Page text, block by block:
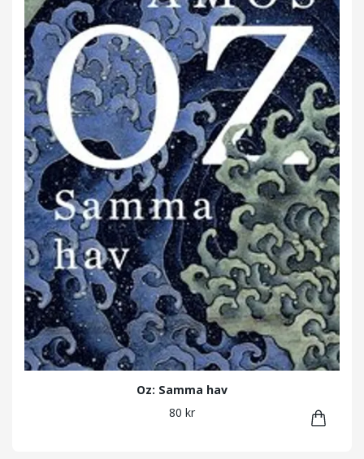
Oz: Samma hav
80 kr